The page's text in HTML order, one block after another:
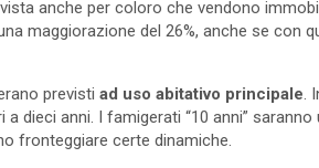
vista anche per coloro che vendono
maggiorazione del 26%, anche se con
previsti ad uso abitativo principale .
dieci anni. I famigerati “10 anni” saranno
fronteggiare certe dinamiche.